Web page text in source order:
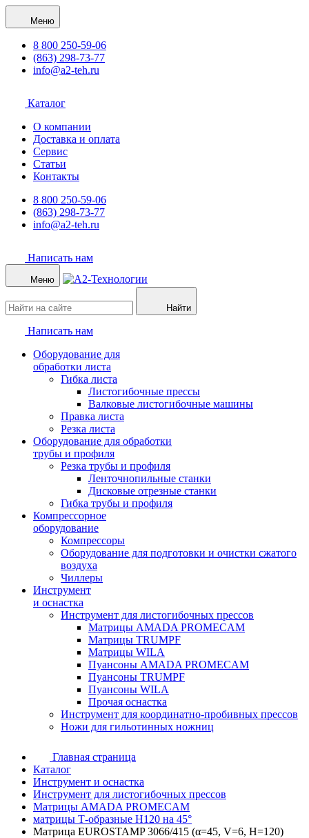
Меню
8 800 250-59-06
(863) 298-73-77
info@a2-teh.ru
Каталог
О компании
Доставка и оплата
Сервис
Статьи
Контакты
8 800 250-59-06
(863) 298-73-77
info@a2-teh.ru
Написать нам
Меню
Найти
Написать нам
Оборудование для
обработки листа
Гибка листа
Листогибочные прессы
Валковые листогибочные машины
Правка листа
Резка листа
Оборудование для обработки
трубы и профиля
Резка трубы и профиля
Ленточнопильные станки
Дисковые отрезные станки
Гибка трубы и профиля
Компрессорное
оборудование
Компрессоры
Оборудование для подготовки и очистки сжатого
воздуха
Чиллеры
Инструмент
и оснастка
Инструмент для листогибочных прессов
Матрицы AMADA PROMECAM
Матрицы TRUMPF
Матрицы WILA
Пуансоны AMADA PROMECAM
Пуансоны TRUMPF
Пуансоны WILA
Прочая оснастка
Инструмент для координатно-пробивных прессов
Ножи для гильотинных ножниц
Главная страница
Каталог
Инструмент и оснастка
Инструмент для листогибочных прессов
Матрицы AMADA PROMECAM
матрицы Т-образные H120 на 45°
Матрица EUROSTAMP 3066/415 (α=45, V=6, H=120)